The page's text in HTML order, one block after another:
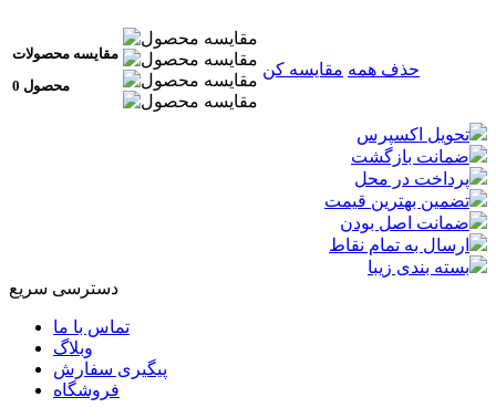
مقایسه محصولات
0 محصول
حذف همه مقایسه کن
تحویل اکسپرس
ضمانت بازگشت
پرداخت در محل
تضمین بهترین قیمت
ضمانت اصل بودن
ارسال به تمام نقاط
بسته بندی زیبا
دسترسی سریع
تماس با ما
وبلاگ
پیگیری سفارش
فروشگاه